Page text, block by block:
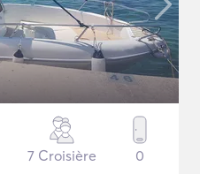
7 Croisière 0